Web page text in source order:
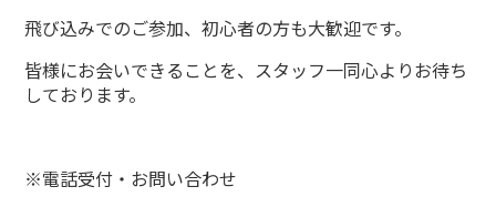
飛び込みでのご参加、初心者の方も大歓迎です。
皆様にお会いできることを、スタッフ一同心よりお待ち
しております。
※電話受付・お問い合わせ